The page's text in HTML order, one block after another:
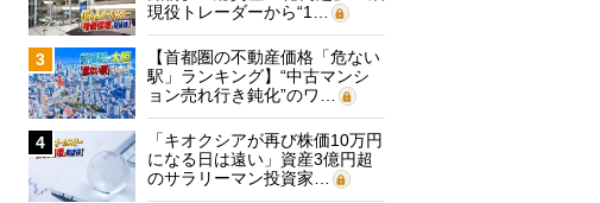
現役トレーダーから“1…
3
【首都圏の不動産価格「危ない
駅」ランキング】“中古マンシ
ョン売れ行き鈍化”のワ…
4
「キオクシアが再び株価10万円
になる日は遠い」資産3億円超
のサラリーマン投資家…